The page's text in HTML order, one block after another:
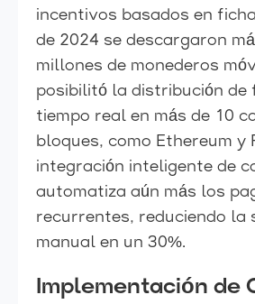
incentivos basados en
de 2024 se descargaron
millones de monederos
posibilitó la distribución de
tiempo real en más de 10
bloques, como Ethereum y
integración inteligente de
automatiza aún más los
recurrentes, reduciendo la
manual en un 30%.
Implementación de